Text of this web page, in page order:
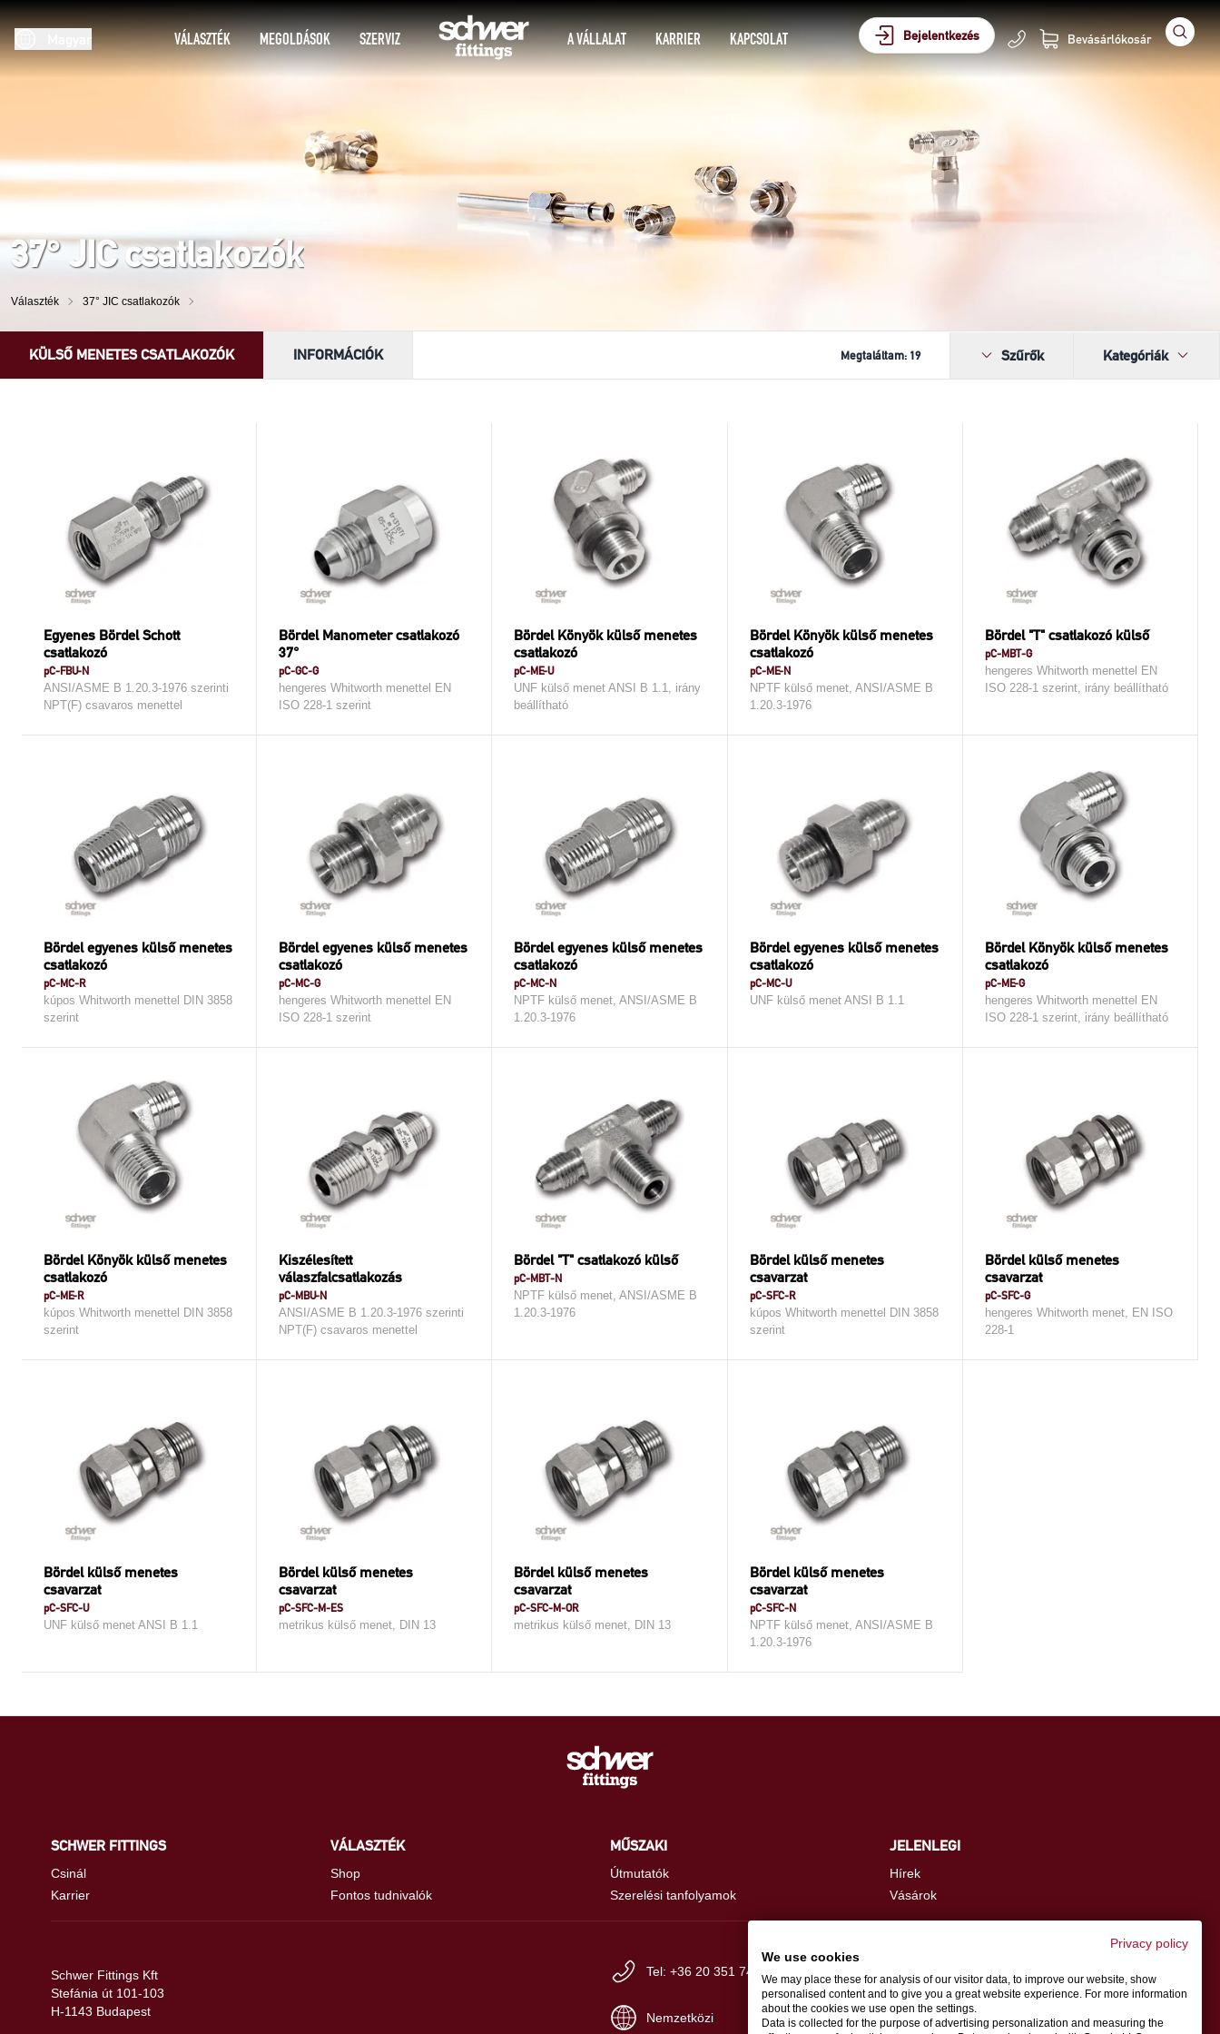
VÁLASZTÉK MEGOLDÁSOK SZERVIZ A VÁLLALAT KARRIER KAPCSOLAT Bejelentkezés Bevásárlókosár
37° JIC csatlakozók
Választék 37° JIC csatlakozók
KÜLSŐ MENETES CSATLAKOZÓK INFORMÁCIÓK Megtaláltam: 19 Szűrők Kategóriák
Egyenes Bördel Schott
csatlakozó
pC-FBU-N
ANSI/ASME B 1.20.3-1976 szerinti
NPT(F) csavaros menettel
Bördel Manometer csatlakozó
37°
pC-GC-G
hengeres Whitworth menettel EN
ISO 228-1 szerint
Bördel Könyök külső menetes
csatlakozó
pC-ME-U
UNF külső menet ANSI B 1.1, irány
beállítható
Bördel Könyök külső menetes
csatlakozó
pC-ME-N
NPTF külső menet, ANSI/ASME B
1.20.3-1976
Bördel "T" csatlakozó külső
pC-MBT-G
hengeres Whitworth menettel EN
ISO 228-1 szerint, irány beállítható
Bördel egyenes külső menetes
csatlakozó
pC-MC-R
kúpos Whitworth menettel DIN 3858
szerint
Bördel egyenes külső menetes
csatlakozó
pC-MC-G
hengeres Whitworth menettel EN
ISO 228-1 szerint
Bördel egyenes külső menetes
csatlakozó
pC-MC-N
NPTF külső menet, ANSI/ASME B
1.20.3-1976
Bördel egyenes külső menetes
csatlakozó
pC-MC-U
UNF külső menet ANSI B 1.1
Bördel Könyök külső menetes
csatlakozó
pC-ME-G
hengeres Whitworth menettel EN
ISO 228-1 szerint, irány beállítható
Bördel Könyök külső menetes
csatlakozó
pC-ME-R
kúpos Whitworth menettel DIN 3858
szerint
Kiszélesített
válaszfalcsatlakozás
pC-MBU-N
ANSI/ASME B 1.20.3-1976 szerinti
NPT(F) csavaros menettel
Bördel "T" csatlakozó külső
pC-MBT-N
NPTF külső menet, ANSI/ASME B
1.20.3-1976
Bördel külső menetes
csavarzat
pC-SFC-R
kúpos Whitworth menettel DIN 3858
szerint
Bördel külső menetes
csavarzat
pC-SFC-G
hengeres Whitworth menet, EN ISO
228-1
Bördel külső menetes
csavarzat
pC-SFC-U
UNF külső menet ANSI B 1.1
Bördel külső menetes
csavarzat
pC-SFC-M-ES
metrikus külső menet, DIN 13
Bördel külső menetes
csavarzat
pC-SFC-M-OR
metrikus külső menet, DIN 13
Bördel külső menetes
csavarzat
pC-SFC-N
NPTF külső menet, ANSI/ASME B
1.20.3-1976
SCHWER FITTINGS
Csinál
Karrier
VÁLASZTÉK
Shop
Fontos tudnivalók
MŰSZAKI
Útmutatók
Szerelési tanfolyamok
JELENLEGI
Hírek
Vásárok
Schwer Fittings Kft
Stefánia út 101-103
H-1143 Budapest
Tel: +36 20 351 74 77
Nemzetközi Kapcsolattartó személy
Privacy policy
We use cookies
We may place these for analysis of our visitor data, to improve our website, show
personalised content and to give you a great website experience. For more information
about the cookies we use open the settings.
Data is collected for the purpose of advertising personalization and measuring the